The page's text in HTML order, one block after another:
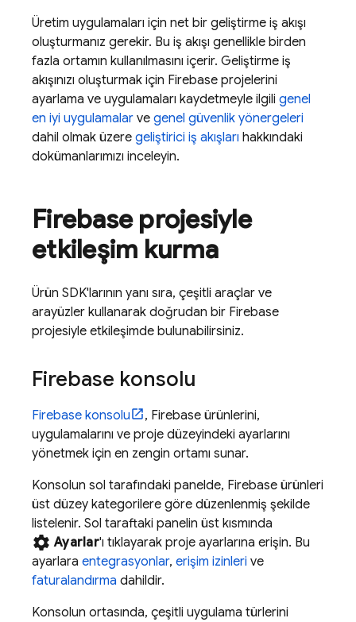
Üretim uygulamaları için net bir geliştirme iş akışı
oluşturmanız gerekir. Bu iş akışı genellikle birden
fazla ortamın kullanılmasını içerir. Geliştirme iş
akışınızı oluşturmak için Firebase projelerini
ayarlama ve uygulamaları kaydetmeyle ilgili genel
en iyi uygulamalar ve genel güvenlik yönergeleri
dahil olmak üzere geliştirici iş akışları hakkındaki
dokümanlarımızı inceleyin.
Firebase projesiyle
etkileşim kurma
Ürün SDK'larının yanı sıra, çeşitli araçlar ve
arayüzler kullanarak doğrudan bir Firebase
projesiyle etkileşimde bulunabilirsiniz.
Firebase konsolu
Firebase konsolu
, Firebase ürünlerini,
uygulamalarını ve proje düzeyindeki ayarlarını
yönetmek için en zengin ortamı sunar.
Konsolun sol tarafındaki panelde, Firebase ürünleri
üst düzey kategorilere göre düzenlenmiş şekilde
listelenir. Sol taraftaki panelin üst kısmında
settings Ayarlar'ı tıklayarak proje ayarlarına erişin. Bu
ayarlara entegrasyonlar, erişim izinleri ve
faturalandırma dahildir.
Konsolun ortasında, çeşitli uygulama türlerini